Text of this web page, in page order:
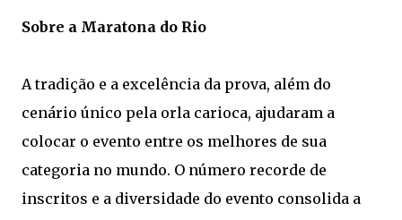
Sobre a Maratona do Rio
A tradição e a excelência da prova, além do
cenário único pela orla carioca, ajudaram a
colocar o evento entre os melhores de sua
categoria no mundo. O número recorde de
inscritos e a diversidade do evento consolida a